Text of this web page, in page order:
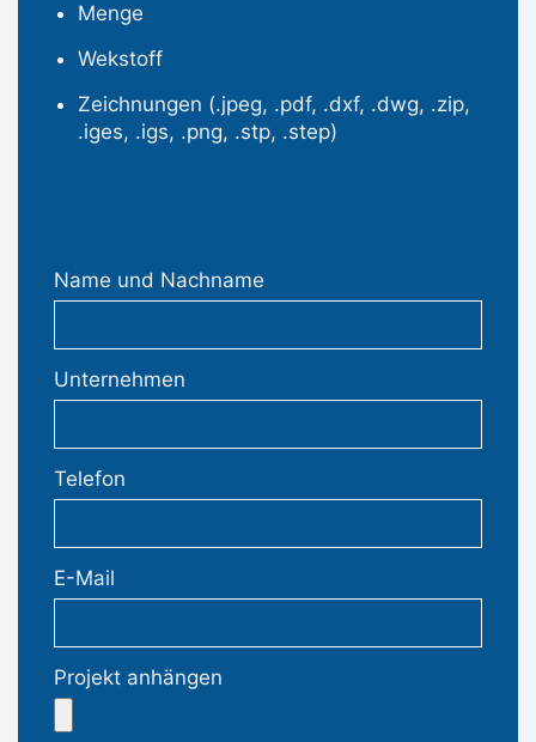
Menge
Wekstoff
Zeichnungen (.jpeg, .pdf, .dxf, .dwg, .zip,
.iges, .igs, .png, .stp, .step)
Name und Nachname
Unternehmen
Telefon
E-Mail
Projekt anhängen